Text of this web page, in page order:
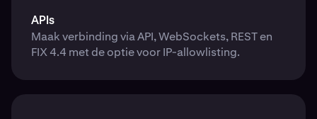
APIs
Maak verbinding via API, WebSockets, REST en
FIX 4.4 met de optie voor IP-allowlisting.